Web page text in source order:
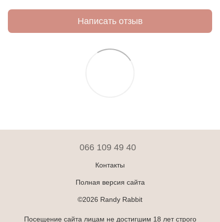
Написать отзыв
066 109 49 40
Контакты
Полная версия сайта
©2026 Randy Rabbit
Посещение сайта лицам не достигшим 18 лет строго